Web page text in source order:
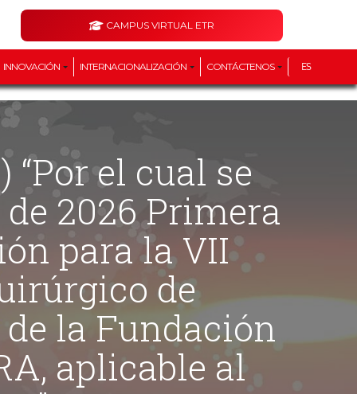
CAMPUS VIRTUAL ETR
INNOVACIÓN INTERNACIONALIZACIÓN CONTÁCTENOS ES
2026 Primera
para la VII
de
la Fundación
aplicable al